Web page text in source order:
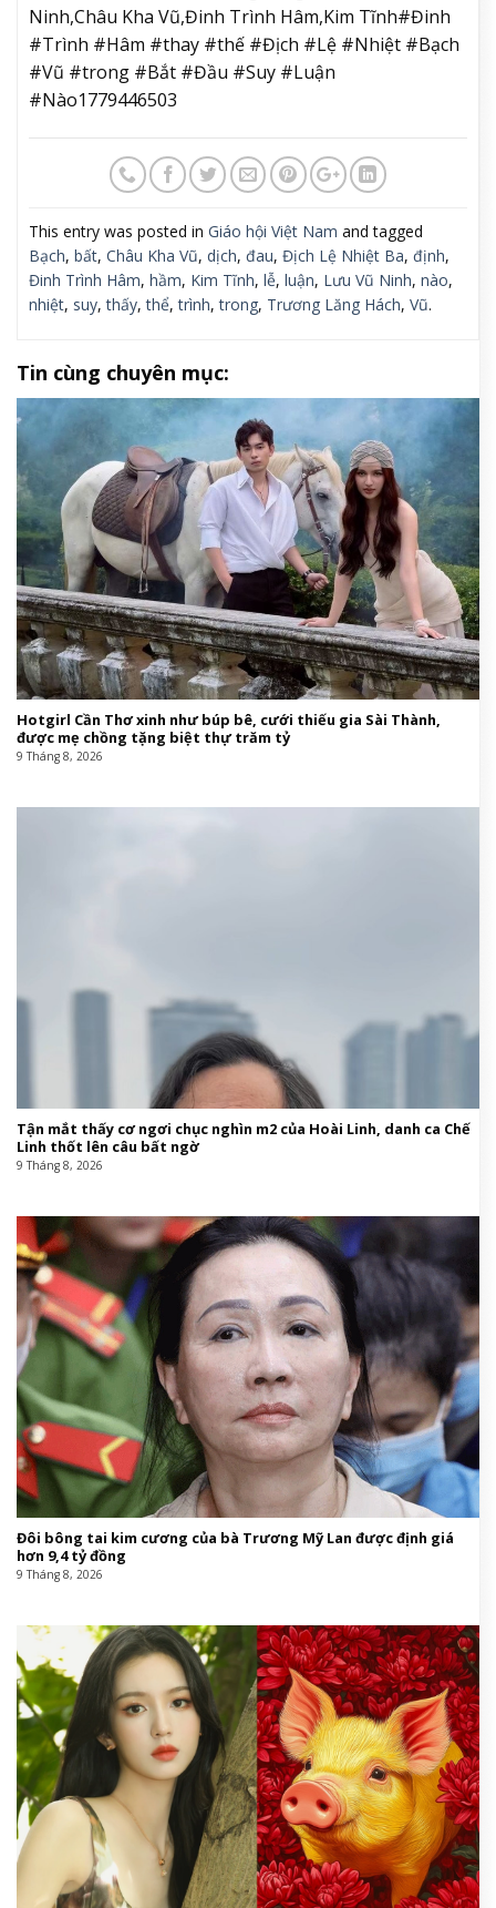
Ninh,Châu Kha Vũ,Đinh Trình Hâm,Kim Tĩnh#Đinh
#Trình #Hâm #thay #thế #Địch #Lệ #Nhiệt #Bạch
#Vũ #trong #Bắt #Đầu #Suy #Luận
#Nào1779446503
This entry was posted in Giáo hội Việt Nam and tagged
Bạch, bất, Châu Kha Vũ, dịch, đau, Địch Lệ Nhiệt Ba, định,
Đinh Trình Hâm, hầm, Kim Tĩnh, lễ, luận, Lưu Vũ Ninh, nào,
nhiệt, suy,thấy,thể,trình,trong, Trương Lăng Hách, Vũ.
Tin cùng chuyên mục:
Hotgirl Cần Thơ xinh như búp bê, cưới thiếu gia Sài Thành,
được mẹ chồng tặng biệt thự trăm tỷ
9 Tháng 8, 2026
Tận mắt thấy cơ ngơi chục nghìn m2 của Hoài Linh, danh ca Chế
Linh thốt lên câu bất ngờ
9 Tháng 8, 2026
Đôi bông tai kim cương của bà Trương Mỹ Lan được định giá
hơn 9,4 tỷ đồng
9 Tháng 8, 2026